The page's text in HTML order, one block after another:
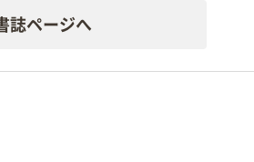
誌ページへ